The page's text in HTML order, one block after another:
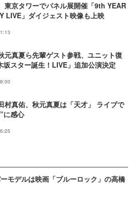
東京タワーでパネル展開催「9th YEAR
LIVE」ダイジェスト映像も上映
元真夏ら先輩ゲスト参戦、ユニット復
坂スター誕生！LIVE」追加公演決定
村真佑、秋元真夏は「天才」 ライブで
に感心
モデルは映画「ブルーロック」の高橋